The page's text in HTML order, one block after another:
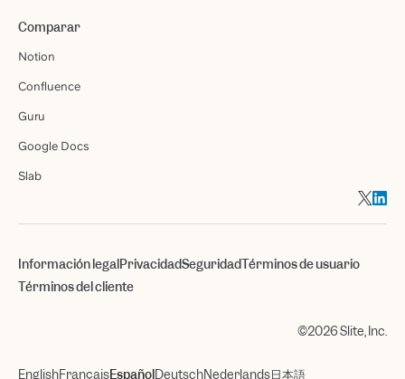
Comparar
Notion
Confluence
Guru
Google Docs
Slab
Información legalPrivacidadSeguridadTérminos de usuario
Términos del cliente
©2026 Slite, Inc.
EnglishFrançaisEspañolDeutschNederlands日本語